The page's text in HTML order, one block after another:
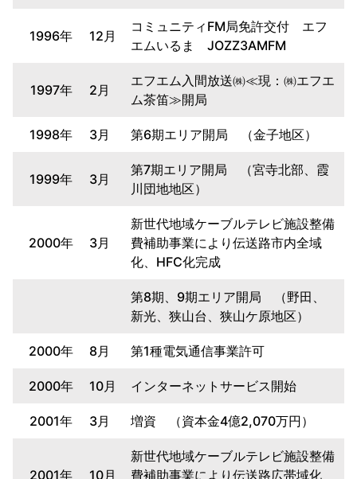
1996年 12月
コミュニティFM局免許交付 エフ
エムいるま JOZZ3AMFM
1997年 2月
エフエム入間放送㈱≪現：㈱エフエ
ム茶笛≫開局
1998年 3月 第6期エリア開局 （金子地区）
1999年 3月
第7期エリア開局 （宮寺北部、霞
川団地地区）
2000年 3月
新世代地域ケーブルテレビ施設整備
費補助事業により伝送路市内全域
化、HFC化完成
第8期、9期エリア開局 （野田、
新光、狭山台、狭山ケ原地区）
2000年 8月 第1種電気通信事業許可
2000年 10月 インターネットサービス開始
2001年 3月 増資 （資本金4億2,070万円）
2001年 10月
新世代地域ケーブルテレビ施設整備
費補助事業により伝送路広帯域化